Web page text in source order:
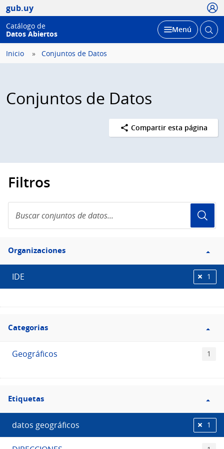
gub.uy
Catálogo de
Datos Abiertos
Desplegar
Menú Abrir
Inicio Conjuntos de Datos
Conjuntos de Datos
Compartir esta página
Filtros
conjuntos
de
Filtro
Organizaciones
Organizaciones
IDE 1
Filtro
Categorias
Categorias
Geográficos 1
Filtro
Etiquetas
Etiquetas
datos geográficos 1